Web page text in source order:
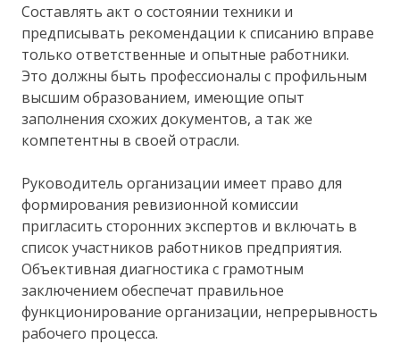
Составлять акт о состоянии техники и
предписывать рекомендации к списанию вправе
только ответственные и опытные работники.
Это должны быть профессионалы с профильным
высшим образованием, имеющие опыт
заполнения схожих документов, а так же
компетентны в своей отрасли.
Руководитель организации имеет право для
формирования ревизионной комиссии
пригласить сторонних экспертов и включать в
список участников работников предприятия.
Объективная диагностика с грамотным
заключением обеспечат правильное
функционирование организации, непрерывность
рабочего процесса.